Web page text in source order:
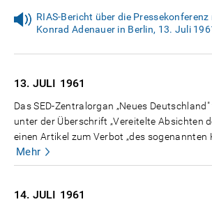
RIAS-Bericht über die
Konrad Adenauer in Berlin, 13. Juli
13. JULI 1961
Das SED-Zentralorgan „Neues
unter der Überschrift „Vereitelte Absichten
einen Artikel zum Verbot „des sogenannten
Mehr
14. JULI 1961